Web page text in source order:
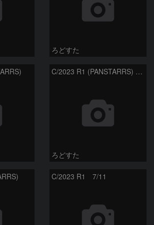
ろどすた
C/2023 R1 (PANSTARRS) の変化
ろどすた
C/2023 R1 7/11